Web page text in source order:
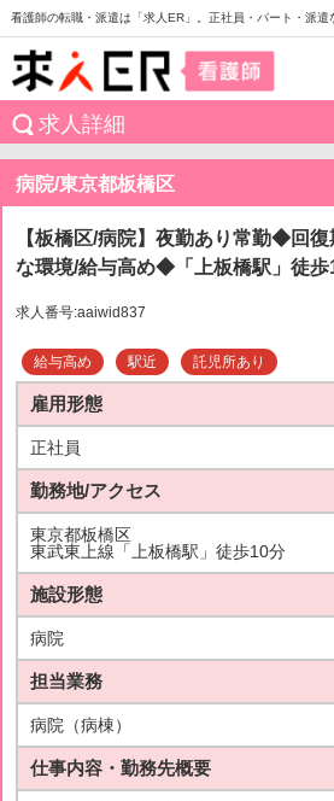
看護師の転職・派遣は「求人ER」。正社員・パート・派遣
求人詳細
病院/東京都板橋区
【板橋区/病院】夜勤あり常勤◆回
な環境/給与高め◆「上板橋駅」徒歩
求人番号:aaiwid837
給与高め 駅近 託児所あり
雇用形態
正社員
勤務地/アクセス
東京都板橋区
東武東上線「上板橋駅」徒歩10分
施設形態
病院
担当業務
病院（病棟）
仕事内容・勤務先概要